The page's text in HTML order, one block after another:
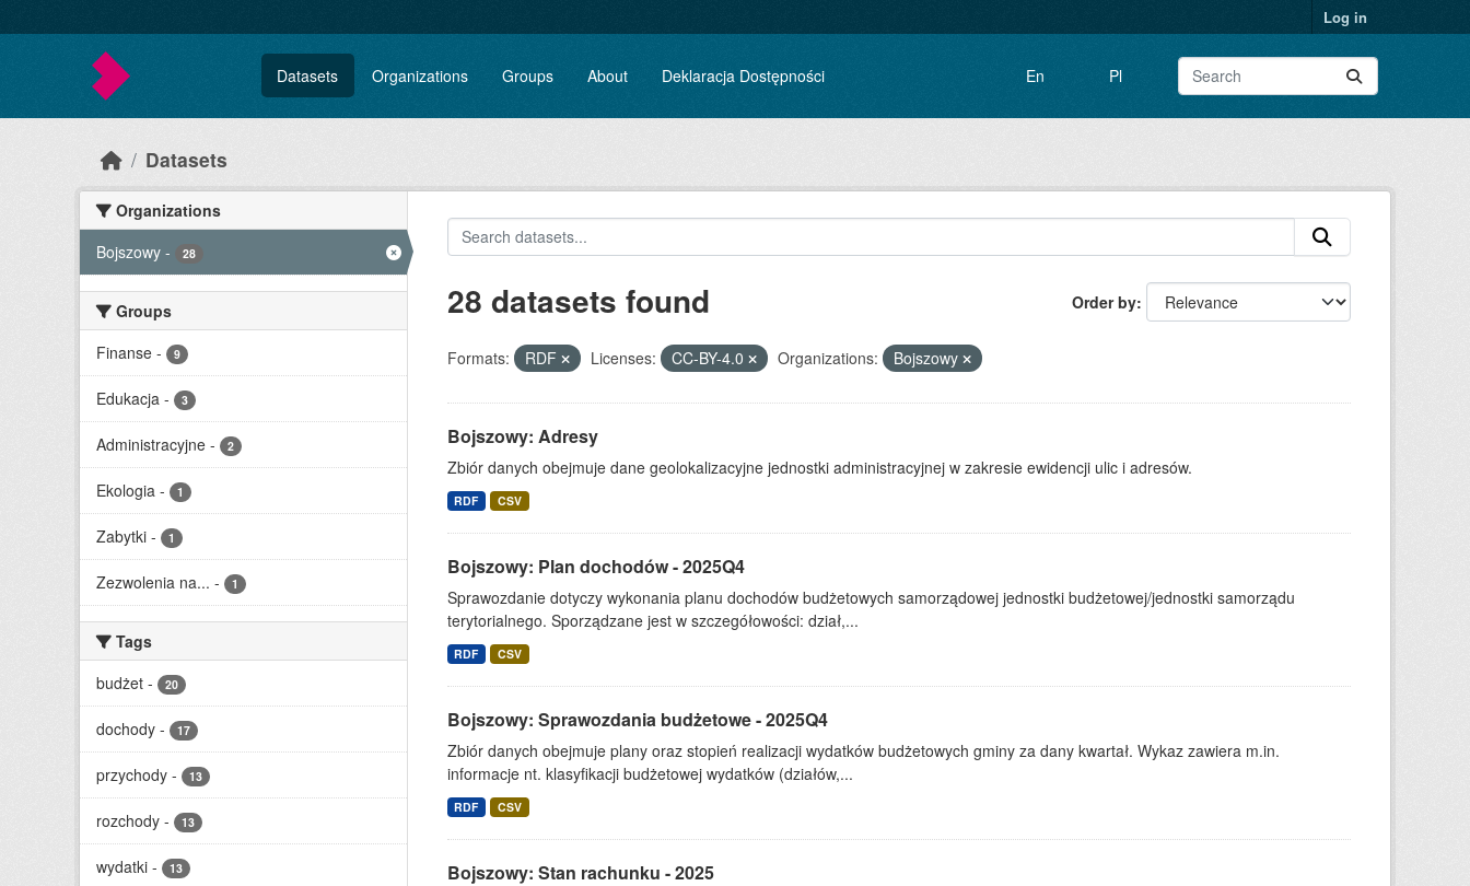
Log in
Datasets Organizations Groups About Deklaracja Dostępności En Pl
Datasets
Organizations
Bojszowy - 28
Groups
Finanse - 9
Edukacja - 3
Administracyjne - 2
Ekologia - 1
Zabytki - 1
Zezwolenia na... - 1
Tags
budżet - 20
dochody - 17
przychody - 13
rozchody - 13
wydatki - 13
Order by
28 datasets found
Formats: RDF Licenses: CC-BY-4.0 Organizations: Bojszowy
Bojszowy: Adresy
Zbiór danych obejmuje dane geolokalizacyjne jednostki administracyjnej w zakresie ewidencji ulic i adresów.
RDF CSV
Bojszowy: Plan dochodów - 2025Q4
Sprawozdanie dotyczy wykonania planu dochodów budżetowych samorządowej jednostki budżetowej/jednostki samorządu
terytorialnego. Sporządzane jest w szczegółowości: dział,...
RDF CSV
Bojszowy: Sprawozdania budżetowe - 2025Q4
Zbiór danych obejmuje plany oraz stopień realizacji wydatków budżetowych gminy za dany kwartał. Wykaz zawiera m.in.
informacje nt. klasyfikacji budżetowej wydatków (działów,...
RDF CSV
Bojszowy: Stan rachunku - 2025